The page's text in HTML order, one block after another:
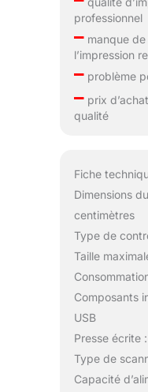
professionnel
–manque de
l’impression
–problème
–prix
qualité
Fiche
Dimensions
centimètres
Type de
Taille
Composants
USB
Presse écrite
Type de
Capacité